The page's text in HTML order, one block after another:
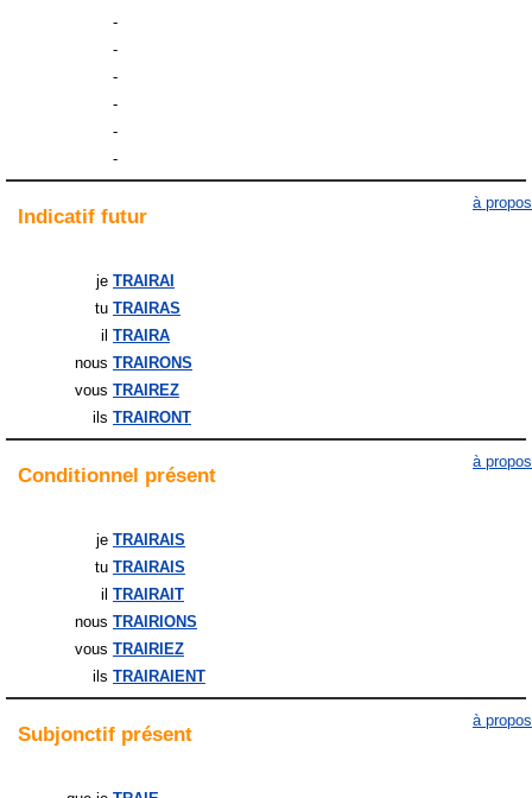
-
-
-
-
-
-
Indicatif futur
à propos
je TRAIRAI
tu TRAIRAS
il TRAIRA
nous TRAIRONS
vous TRAIREZ
ils TRAIRONT
Conditionnel présent
à propos
je TRAIRAIS
tu TRAIRAIS
il TRAIRAIT
nous TRAIRIONS
vous TRAIRIEZ
ils TRAIRAIENT
Subjonctif présent
à propos